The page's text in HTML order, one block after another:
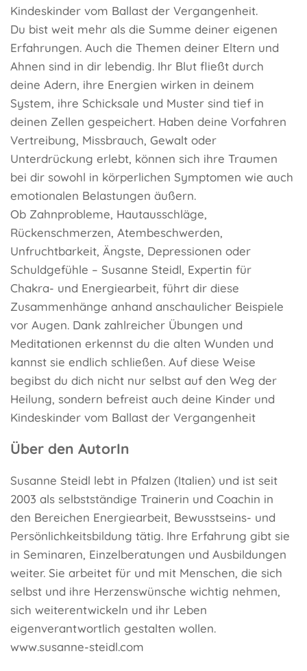
Kindeskinder vom Ballast der Vergangenheit.
Du bist weit mehr als die Summe deiner eigenen
Erfahrungen. Auch die Themen deiner Eltern und
Ahnen sind in dir lebendig. Ihr Blut fließt durch
deine Adern, ihre Energien wirken in deinem
System, ihre Schicksale und Muster sind tief in
deinen Zellen gespeichert. Haben deine Vorfahren
Vertreibung, Missbrauch, Gewalt oder
Unterdrückung erlebt, können sich ihre Traumen
bei dir sowohl in körperlichen Symptomen wie auch
emotionalen Belastungen äußern.
Ob Zahnprobleme, Hautausschläge,
Rückenschmerzen, Atembeschwerden,
Unfruchtbarkeit, Ängste, Depressionen oder
Schuldgefühle – Susanne Steidl, Expertin für
Chakra- und Energiearbeit, führt dir diese
Zusammenhänge anhand anschaulicher Beispiele
vor Augen. Dank zahlreicher Übungen und
Meditationen erkennst du die alten Wunden und
kannst sie endlich schließen. Auf diese Weise
begibst du dich nicht nur selbst auf den Weg der
Heilung, sondern befreist auch deine Kinder und
Kindeskinder vom Ballast der Vergangenheit
Über den AutorIn
Susanne Steidl lebt in Pfalzen (Italien) und ist seit
2003 als selbstständige Trainerin und Coachin in
den Bereichen Energiearbeit, Bewusstseins- und
Persönlichkeitsbildung tätig. Ihre Erfahrung gibt sie
in Seminaren, Einzelberatungen und Ausbildungen
weiter. Sie arbeitet für und mit Menschen, die sich
selbst und ihre Herzenswünsche wichtig nehmen,
sich weiterentwickeln und ihr Leben
eigenverantwortlich gestalten wollen.
www.susanne-steidl.com